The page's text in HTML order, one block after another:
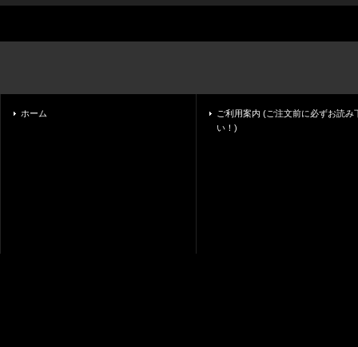
ホーム
ご利用案内 (ご注文前に必ずお読み
い！)